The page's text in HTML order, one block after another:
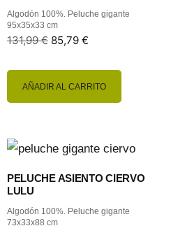
Algodón 100%. Peluche gigante
95x35x33 cm
131,99€ 85,79 €
AÑADIR AL CARRITO
PELUCHE ASIENTO CIERVO
LULU
Algodón 100%. Peluche gigante
73x33x88 cm